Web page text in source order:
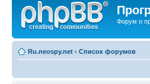
Форум о
Ru.neospy.net ‹ Список форумов